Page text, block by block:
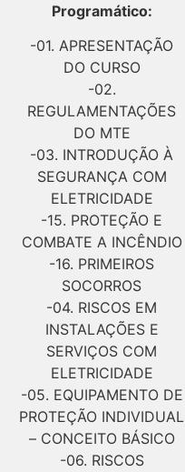
Programático:
-01. APRESENTAÇÃO
DO CURSO
-02.
REGULAMENTAÇÕES
DO MTE
-03. INTRODUÇÃO À
SEGURANÇA COM
ELETRICIDADE
-15. PROTEÇÃO E
COMBATE A INCÊNDIO
-16. PRIMEIROS
SOCORROS
-04. RISCOS EM
INSTALAÇÕES E
SERVIÇOS COM
ELETRICIDADE
-05. EQUIPAMENTO DE
PROTEÇÃO INDIVIDUAL
– CONCEITO BÁSICO
-06. RISCOS